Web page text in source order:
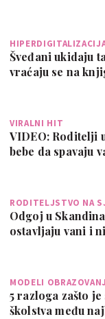
Šveđani ukidaju
vraćaju se na
VIRALNI HIT
VIDEO: Roditelji
bebe da spavaju
RODITELJSTVO NA
Odgoj u
ostavljaju vani i
MODELI
5 razloga zašto
školstva među